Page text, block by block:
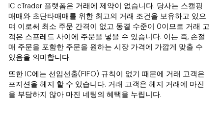
IC cTrader 플랫폼은 거래에 제약이 없습니다. 당사는 스캘핑
매매와 초단타매매를 위한 최고의 거래 조건을 보유하고 있으
며 이로써 최소 주문 간격이 없고 동결 수준이 0이므로 거래 고
객은 스프레드 사이에 주문을 넣을 수 있습니다. 이는 즉, 손절
매 주문을 포함한 주문을 원하는 시장 가격에 가깝게 맞출 수
있음을 의미합니다.
또한 IC에는 선입선출(FIFO) 규칙이 없기 때문에 거래 고객은
포지션을 헤지 할 수 있습니다. 거래 고객은 헤지 거래에 마진
을 부담하지 않아 마진 네팅의 혜택을 누립니다.